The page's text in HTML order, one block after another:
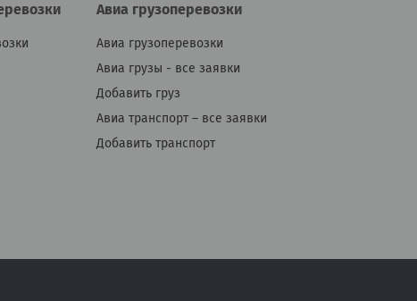
Авиа грузоперевозки
Авиа грузоперевозки
Авиа грузы - все заявки
Добавить груз
Авиа транспорт – все заявки
Добавить транспорт